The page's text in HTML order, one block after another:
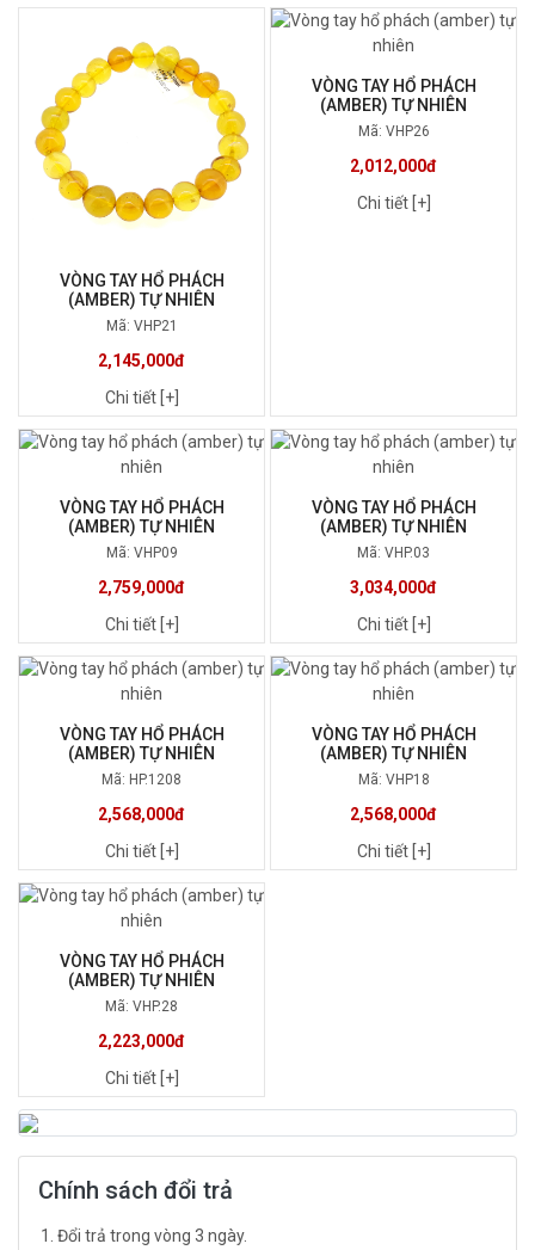
VÒNG TAY HỔ PHÁCH
(AMBER) TỰ NHIÊN
Mã: VHP21
2,145,000đ
Chi tiết [+]
VÒNG TAY HỔ PHÁCH
(AMBER) TỰ NHIÊN
Mã: VHP26
2,012,000đ
Chi tiết [+]
VÒNG TAY HỔ PHÁCH
(AMBER) TỰ NHIÊN
Mã: VHP09
2,759,000đ
Chi tiết [+]
VÒNG TAY HỔ PHÁCH
(AMBER) TỰ NHIÊN
Mã: VHP.03
3,034,000đ
Chi tiết [+]
VÒNG TAY HỔ PHÁCH
(AMBER) TỰ NHIÊN
Mã: HP.1208
2,568,000đ
Chi tiết [+]
VÒNG TAY HỔ PHÁCH
(AMBER) TỰ NHIÊN
Mã: VHP18
2,568,000đ
Chi tiết [+]
VÒNG TAY HỔ PHÁCH
(AMBER) TỰ NHIÊN
Mã: VHP.28
2,223,000đ
Chi tiết [+]
Chính sách đổi trả
Đổi trả trong vòng 3 ngày.